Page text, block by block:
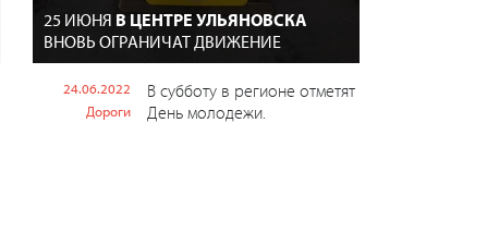
25 ИЮНЯ В ЦЕНТРЕ УЛЬЯНОВСКА
ВНОВЬ ОГРАНИЧАТ ДВИЖЕНИЕ
24.06.2022
Дороги
В субботу в регионе отметят
День молодежи.